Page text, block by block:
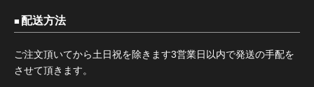
配送方法
ご注文頂いてから土日祝を除きます3営業日以内で発送の手配を
させて頂きます。